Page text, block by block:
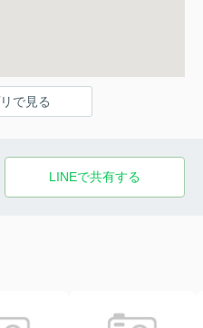
で見る
LINEで共有する